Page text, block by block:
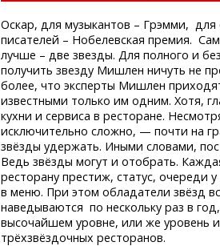
Оскар, для музыкантов – Грэмми,
писателей – Нобелевская премия.
лучше – две звезды. Для полного и
получить звезду Мишлен ничуть не
более, что эксперты Мишлен
известными только им одним. Хотя,
кухни и сервиса в ресторане.
исключительно сложно, — почти на
звёзды удержать. Иными словами,
Ведь звёзды могут и отобрать.
ресторану престиж, статус, очереди
в меню. При этом обладатели звёзд
наведываются по нескольку раз в
высочайшем уровне, или же уровень
трёхзвёздочных ресторанов.